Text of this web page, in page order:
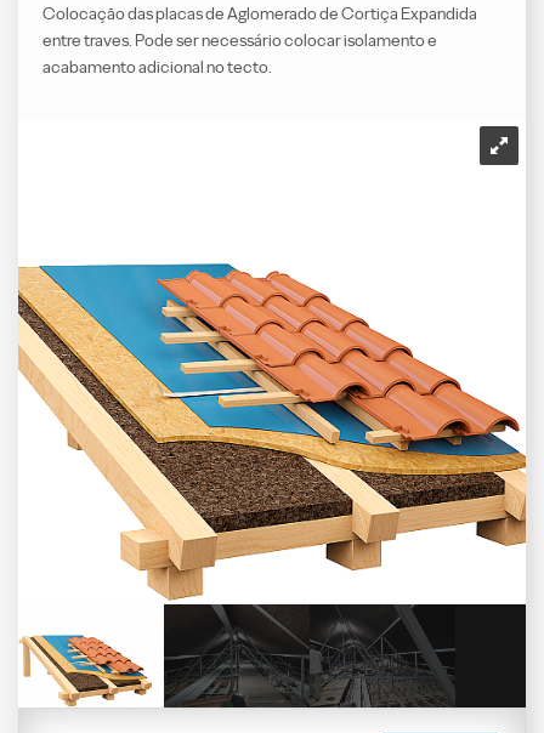
Colocação das placas de Aglomerado de Cortiça Expandida
entre traves. Pode ser necessário colocar isolamento e
acabamento adicional no tecto.